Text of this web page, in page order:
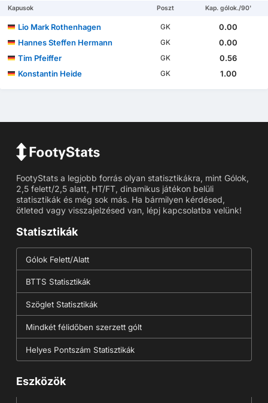
Kapusok Poszt Kap. gólok./90'
Lio Mark Rothenhagen GK
0.00
Hannes Steffen Hermann
GK
0.00
Tim Pfeiffer
GK
0.56
Konstantin Heide
GK 1.00
FootyStats a legjobb forrás olyan statisztikákra, mint Gólok,
2,5 felett/2,5 alatt, HT/FT, dinamikus játékon belüli
statisztikák és még sok más. Ha bármilyen kérdésed,
ötleted vagy visszajelzésed van, lépj kapcsolatba velünk!
Statisztikák
Gólok Felett/Alatt
BTTS Statisztikák
Szöglet Statisztikák
Mindkét félidőben szerzett gólt
Helyes Pontszám Statisztikák
Eszközök